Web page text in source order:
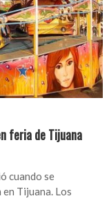
feria de Tijuana
cuando se
Tijuana. Los